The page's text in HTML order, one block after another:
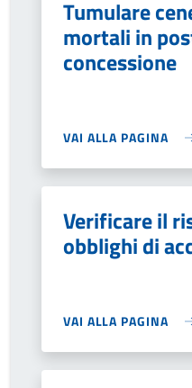
Tumulare
mortali in
concessione
VAI ALLA PAGINA
Verificare il
obblighi di
VAI ALLA PAGINA